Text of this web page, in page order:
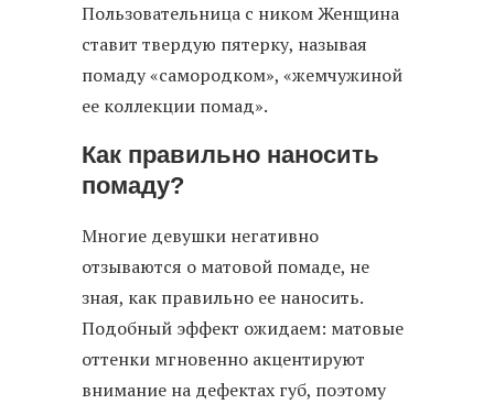
Пользовательница с ником Женщина
ставит твердую пятерку, называя
помаду «самородком», «жемчужиной
ее коллекции помад».
Как правильно наносить
помаду?
Многие девушки негативно
отзываются о матовой помаде, не
зная, как правильно ее наносить.
Подобный эффект ожидаем: матовые
оттенки мгновенно акцентируют
внимание на дефектах губ, поэтому